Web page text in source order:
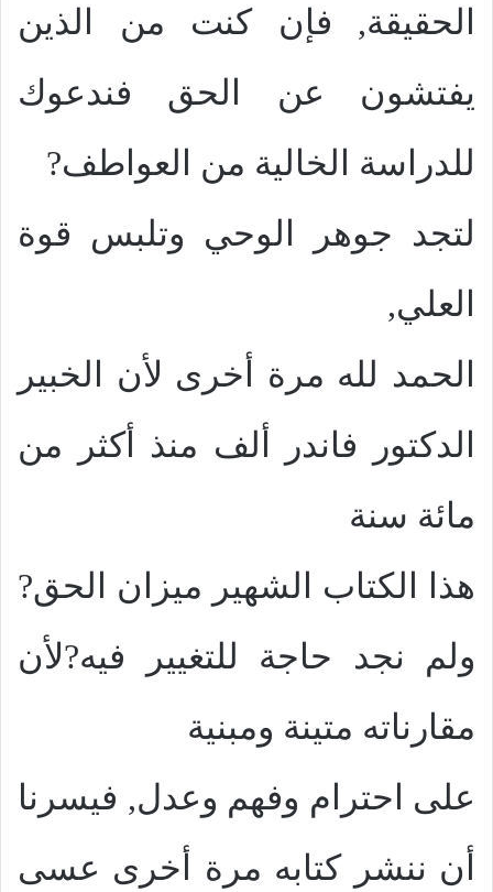
الحقيقة, فإن كنت من الذين
يفتشون عن الحق فندعوك
للدراسة الخالية من العواطف?
لتجد جوهر الوحي وتلبس قوة
العلي,
الحمد لله مرة أخرى لأن الخبير
الدكتور فاندر ألف منذ أكثر من
مائة سنة
هذا الكتاب الشهير ميزان الحق?
ولم نجد حاجة للتغيير فيه?لأن
مقارناته متينة ومبنية
على احترام وفهم وعدل, فيسرنا
أن ننشر كتابه مرة أخرى عسى